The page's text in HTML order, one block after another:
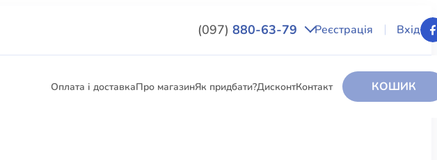
(097) 880-63-79 Реєстрація Вхід
Оплата і доставкаПро магазинЯк придбати?ДисконтКонтакт КОШИК